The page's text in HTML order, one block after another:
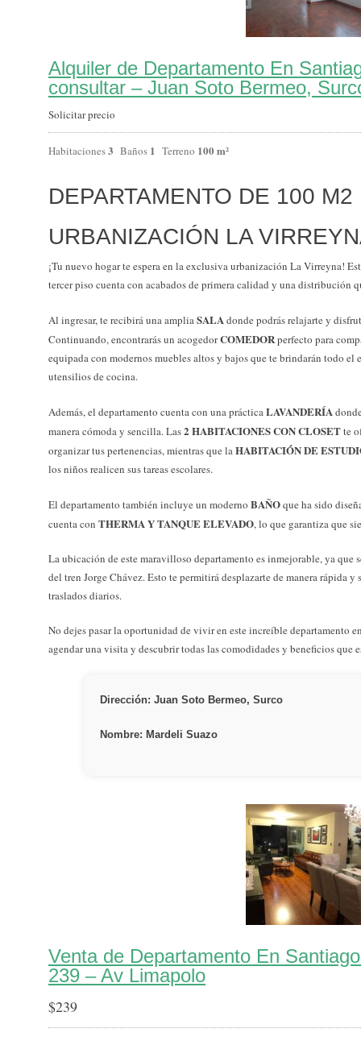
Alquiler de Departamento En
consultar – Juan Soto Bermeo,
Solicitar precio
Habitaciones3 Baños 1 Terreno 100 m²
DEPARTAMENTO DE 100 M2
URBANIZACIÓN LA
¡Tu nuevo hogar te espera en la exclusiva urbanización La Virreyna!
tercer piso cuenta con acabados de primera calidad y una distribución
Al ingresar, te recibirá una ampliaSALAdonde podrás relajarte y
Continuando, encontrarás un acogedorCOMEDORperfecto para
equipada con modernos muebles altos y bajos que te brindarán todo el
utensilios de cocina.
Además, el departamento cuenta con una prácticaLAVANDERÍA
manera cómoda y sencilla. Las2 HABITACIONES CON CLOSETte
organizar tus pertenencias, mientras que laHABITACIÓN DE
los niños realicen sus tareas escolares.
El departamento también incluye un moderno BAÑOque ha sido
cuenta con THERMA Y TANQUE ELEVADO, lo que garantiza que
La ubicación de este maravilloso departamento es inmejorable, ya que
del tren Jorge Chávez. Esto te permitirá desplazarte de manera rápida
traslados diarios.
No dejes pasar la oportunidad de vivir en este increíble departamento
agendar una visita y descubrir todas las comodidades y beneficios que
Dirección: Juan Soto Bermeo, Surco
Nombre: Mardeli Suazo
Venta de Departamento En
239 – Av Limapolo
$239